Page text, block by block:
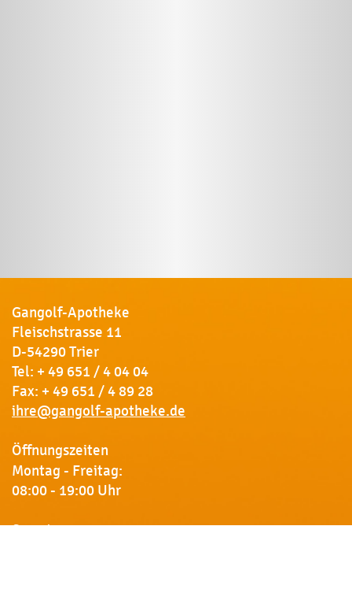
Gangolf-Apotheke
Fleischstrasse 11
D-54290 Trier
Tel: + 49 651 / 4 04 04
Fax: + 49 651 / 4 89 28
ihre@gangolf-apotheke.de
Öffnungszeiten
Montag - Freitag:
08:00 - 19:00 Uhr
Samstag: